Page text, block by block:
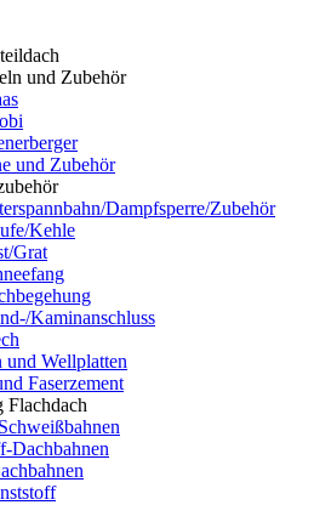
und Zubehör
und Zubehör
Dampfsperre/Zubehör
Kehle
Grat
Kaminanschluss
und Wellplatten
Faserzement
Flachdach
Dachbahnen